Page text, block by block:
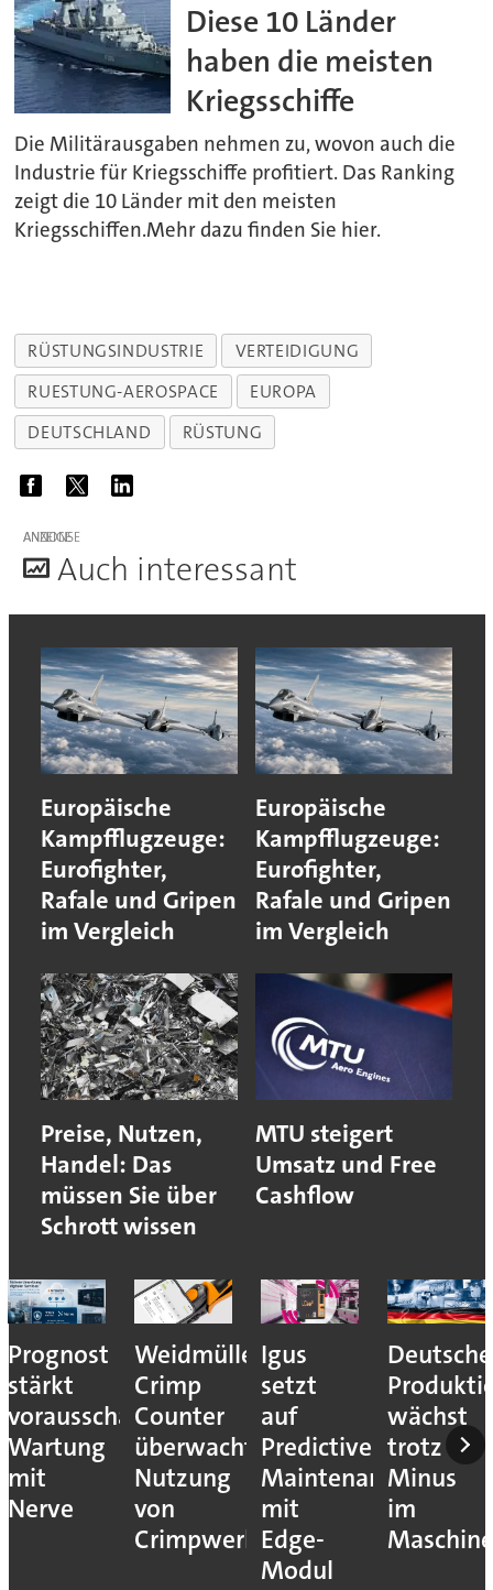
Diese 10 Länder
haben die meisten
Kriegsschiffe
Die Militärausgaben nehmen zu, wovon auch die
Industrie für Kriegsschiffe profitiert. Das Ranking
zeigt die 10 Länder mit den meisten
Kriegsschiffen.Mehr dazu finden Sie hier.
RÜSTUNGSINDUSTRIE
VERTEIDIGUNG
RUESTUNG-AEROSPACE
EUROPA
DEUTSCHLAND
RÜSTUNG
ANZEIGE
Auch interessant
Europäische
Kampfflugzeuge:
Eurofighter,
Rafale und Gripen
im Vergleich
Europäische
Kampfflugzeuge:
Eurofighter,
Rafale und Gripen
im Vergleich
Preise, Nutzen,
Handel: Das
müssen Sie über
Schrott wissen
MTU steigert
Umsatz und Free
Cashflow
Prognost
stärkt
vorausschauende
Wartung
mit
Nerve
Weidmüller:
Crimp
Counter
überwacht
Nutzung
von
Crimpwerkzeugen
Igus
setzt
auf
Predictive
Maintenance
mit
Edge-
Modul
Deutsche
wächst
trotz
Minus
im